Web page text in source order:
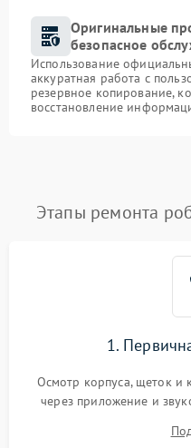
Оригинальные
безопасное
Использование
аккуратная работа с
резервное копирование,
восстановление
Этапы ремонта
1.
Осмотр корпуса, щеток и
через приложение и
аккумулятора и
Оценка работы лидара,